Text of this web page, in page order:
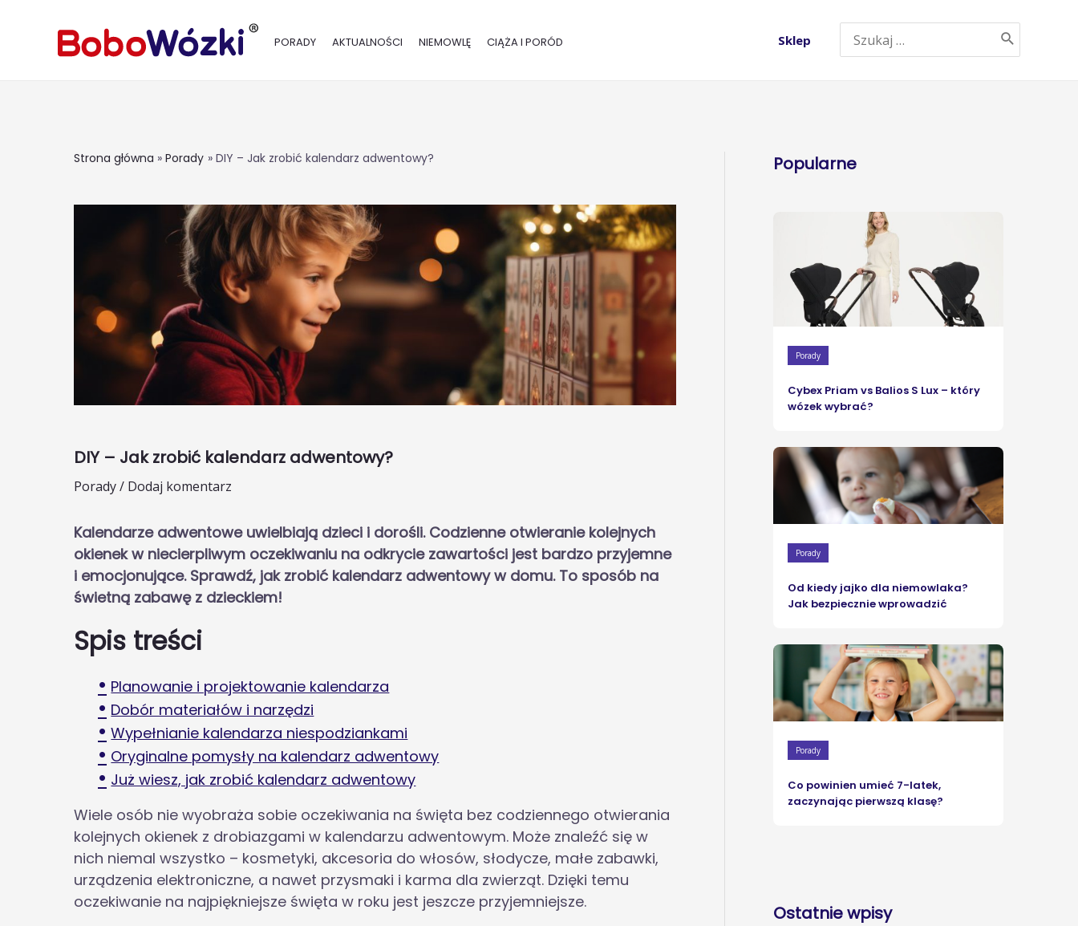
PORADY AKTUALNOŚCI NIEMOWLĘ CIĄŻA I PORÓD Sklep
Strona główna Porady DIY – Jak zrobić kalendarz adwentowy?
DIY – Jak zrobić kalendarz adwentowy?
Porady/ Dodaj komentarz
Kalendarze adwentowe uwielbiają dzieci i dorośli. Codzienne otwieranie kolejnych
okienek w niecierpliwym oczekiwaniu na odkrycie zawartości jest bardzo przyjemne
i emocjonujące. Sprawdź, jak zrobić kalendarz adwentowy w domu. To sposób na
świetną zabawę z dzieckiem!
Spis treści
Planowanie i projektowanie kalendarza
Dobór materiałów i narzędzi
Wypełnianie kalendarza niespodziankami
Oryginalne pomysły na kalendarz adwentowy
Już wiesz, jak zrobić kalendarz adwentowy
Wiele osób nie wyobraża sobie oczekiwania na święta bez codziennego otwierania
kolejnych okienek z drobiazgami w kalendarzu adwentowym. Może znaleźć się w
nich niemal wszystko – kosmetyki, akcesoria do włosów, słodycze, małe zabawki,
urządzenia elektroniczne, a nawet przysmaki i karma dla zwierząt. Dzięki temu
oczekiwanie na najpiękniejsze święta w roku jest jeszcze przyjemniejsze.
Popularne
Porady
Cybex Priam vs Balios S Lux – który
wózek wybrać?
Porady
Od kiedy jajko dla niemowlaka?
Jak bezpiecznie wprowadzić
Porady
Co powinien umieć 7-latek,
zaczynając pierwszą klasę?
Ostatnie wpisy